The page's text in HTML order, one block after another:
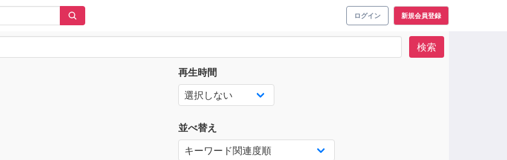
ログイン 新規会員登録
検索
再生時間
並べ替え